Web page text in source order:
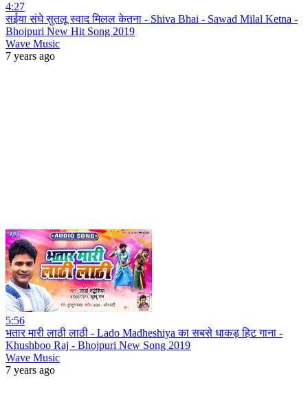
4:27
सईया संघे सुतलू स्वाद मिलल केतना - Shiva Bhai - Sawad Milal Ketna -
Bhojpuri New Hit Song 2019
Wave Music
7 years ago
5:56
भतार मारी लाठी लाठी - Lado Madheshiya का सबसे धाकड़ हिट गाना -
Khushboo Raj - Bhojpuri New Song 2019
Wave Music
7 years ago